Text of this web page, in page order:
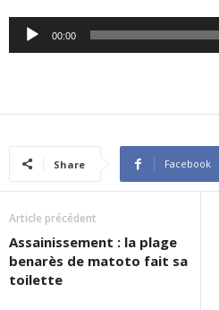
Audio
00:00
Share Facebook
Article précédent
Assainissement : la plage
benarès de matoto fait sa
toilette